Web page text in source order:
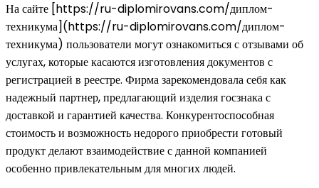
На сайте [https://ru-diplomirovans.com/диплом-
техникума](https://ru-diplomirovans.com/диплом-
техникума) пользователи могут ознакомиться с отзывами об
услугах, которые касаются изготовления документов с
регистрацией в реестре. Фирма зарекомендовала себя как
надежный партнер, предлагающий изделия госзнака с
доставкой и гарантией качества. Конкурентоспособная
стоимость и возможность недорого приобрести готовый
продукт делают взаимодействие с данной компанией
особенно привлекательным для многих людей.